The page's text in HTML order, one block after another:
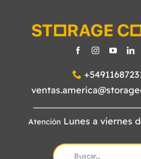
Atención Lunes a viernes
Search